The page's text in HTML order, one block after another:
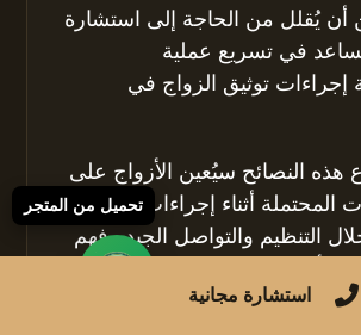
أن يُقلل من الحاجة إلى استشارة
في تسريع عملية
إجراءات توثيق الزواج في
هذه النصائح سيُعين الأزواج على
المحتملة أثناء إجراءات توثيق
التنظيم والتواصل الجيد وفهم
يوفر وقتهم وجهودهم في
استشارة مجانية
تحميل من المتجر